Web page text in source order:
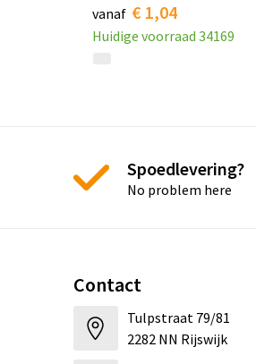
vanaf € 1,04
Huidige voorraad 34169
Spoedlevering?
No problem here
Contact
Tulpstraat 79/81
2282 NN Rijswijk